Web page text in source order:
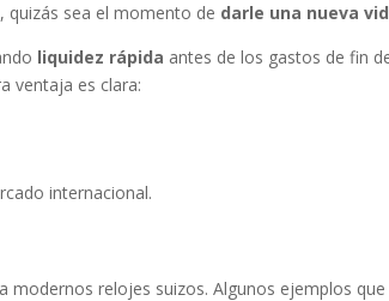
quizás sea el momento de darle una nueva
liquidez rápida antes de los gastos de fin
ventaja es clara:
internacional.
modernos relojes suizos. Algunos ejemplos que